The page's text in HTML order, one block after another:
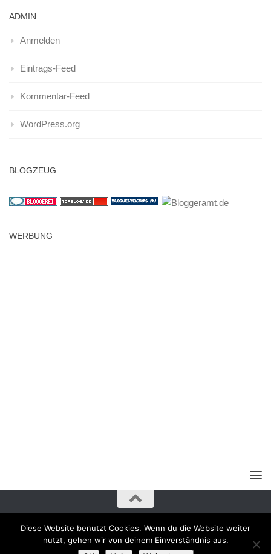
ADMIN
Anmelden
Eintrags-Feed
Kommentar-Feed
WordPress.org
BLOGZEUG
WERBUNG
Diese Website benutzt Cookies. Wenn du die Website weiter
nutzt, gehen wir von deinem Einverständnis aus.